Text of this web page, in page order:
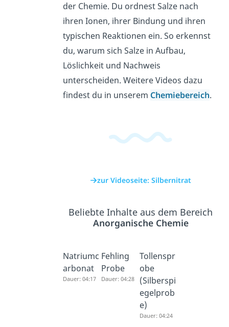
der Chemie. Du ordnest Salze nach
ihren Ionen, ihrer Bindung und ihren
typischen Reaktionen ein. So erkennst
du, warum sich Salze in Aufbau,
Löslichkeit und Nachweis
unterscheiden. Weitere Videos dazu
findest du in unserem Chemiebereich.
zur Videoseite: Silbernitrat
Beliebte Inhalte aus dem Bereich
Anorganische Chemie
Natriumc
arbonat
Dauer: 04:17
Fehling
Probe
Dauer: 04:28
Tollenspr
obe
(Silberspi
egelprob
e)
Dauer: 04:24